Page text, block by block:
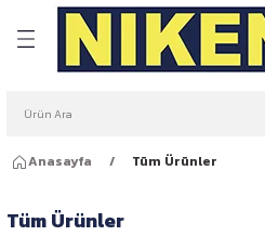
Geri Dön
Geri Dön
Anasayfa Tüm Ürünler
Tüm Ürünler